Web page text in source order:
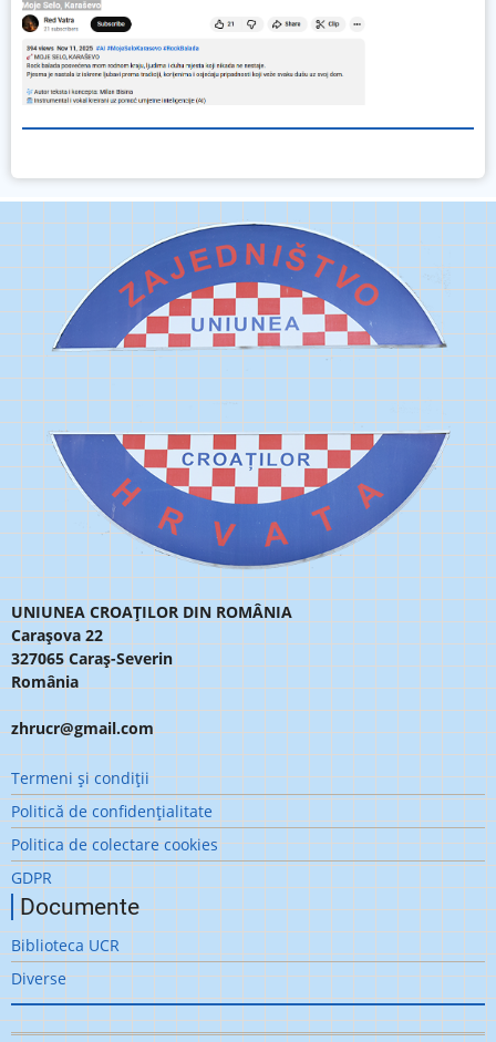
UNIUNEA CROAȚILOR DIN ROMÂNIA
Carașova 22
327065 Caraș-Severin
România
zhrucr@gmail.com
Meniu
subsol
Termeni şi condiţii
Politică de confidenţialitate
Politica de colectare cookies
GDPR
Documente
Biblioteca UCR
Diverse